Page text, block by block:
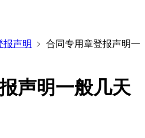
报声明 ﹥ 合同专用章登报声明一
声明一般几天